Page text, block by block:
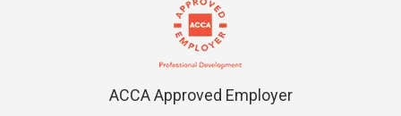
ACCA Approved Employer